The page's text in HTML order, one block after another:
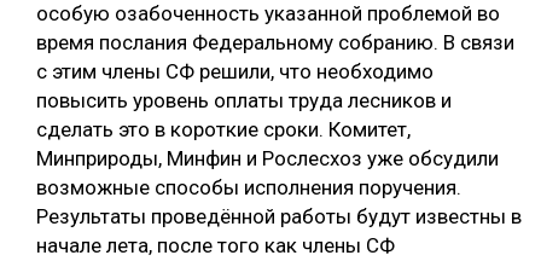
БЕЗОПАСНОЕ ПРОИЗВОДСТВО
СОРТИРОВКА ДРЕВЕСИНЫ
СУШКА ДРЕВЕСИНЫ
МЕБЕЛЬНОЕ ПРОИЗВОДСТВО
особую озабоченность указанной проблемой во
время послания Федеральному собранию. В связи
с этим члены СФ решили, что необходимо
повысить уровень оплаты труда лесников и
сделать это в короткие сроки. Комитет,
Минприроды, Минфин и Рослесхоз уже обсудили
возможные способы исполнения поручения.
Результаты проведённой работы будут известны в
начале лета, после того как члены СФ